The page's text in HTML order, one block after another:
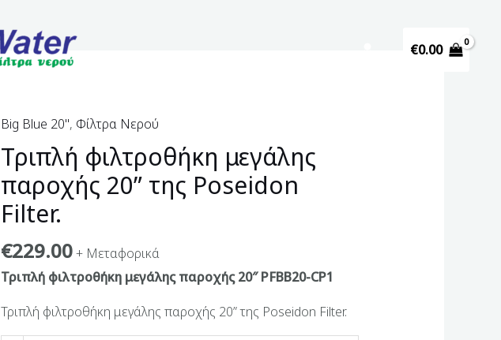
€0.00
Big Blue 20'', Φίλτρα Νερού
Τριπλή φιλτροθήκη μεγάλης
παροχής 20” της Poseidon
Filter.
€229.00 + Μεταφορικά
Τριπλή φιλτροθήκη μεγάλης παροχής 20″ PFΒΒ20-CP1
Τριπλή φιλτροθήκη μεγάλης παροχής 20” της Poseidon Filter.